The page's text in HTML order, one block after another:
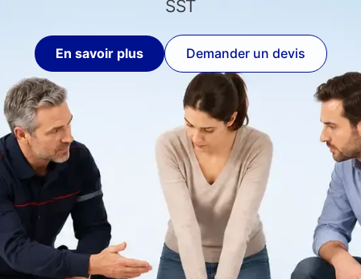
SST
En savoir plus Demander un devis